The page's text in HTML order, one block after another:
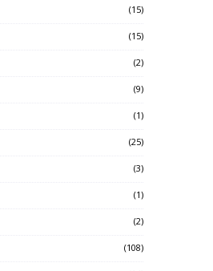
(15)
(15)
(2)
(9)
(1)
(25)
(3)
(1)
(2)
(108)